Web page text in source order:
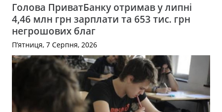
Голова ПриватБанку отримав у липні
4,46 млн грн зарплати та 653 тис. грн
негрошових благ
П’ятниця, 7 Серпня, 2026